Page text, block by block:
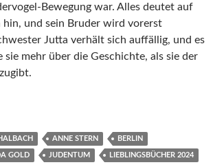
Bewegung war. Alles deutet auf
hin, und sein Bruder wird vorerst
Jutta verhält sich auffällig, und es
sie mehr über die Geschichte, als sie der
über der Havel. Die Hebamme von
ANNE STERN BERLIN
GOLD JUDENTUM LIEBLINGSBÜCHER 2024